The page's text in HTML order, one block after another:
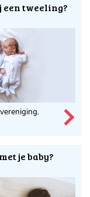
een tweeling?
je baby?